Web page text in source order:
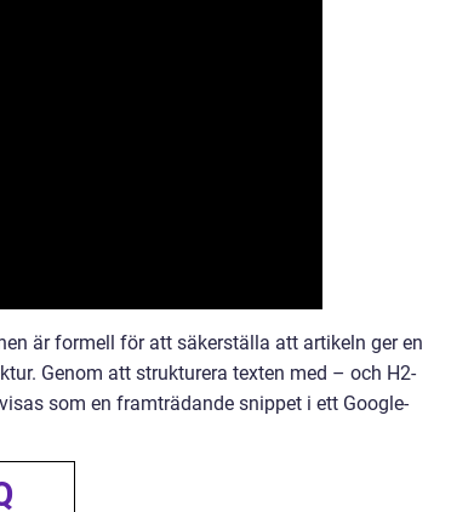
är formell för att säkerställa att artikeln ger en
Genom att strukturera texten med – och H2-
som en framträdande snippet i ett Google-